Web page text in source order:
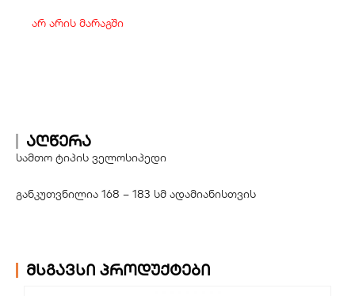
არ არის მარაგში
აღწერა
სამთო ტიპის ველოსიპედი
განკუთვნილია 168 – 183 სმ ადამიანისთვის
მსგავსი პროდუქტები